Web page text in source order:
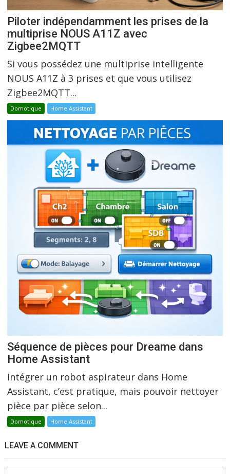
Piloter indépendamment les prises de la
multiprise NOUS A11Z avec
Zigbee2MQTT
Si vous possédez une multiprise intelligente
NOUS A11Z à 3 prises et que vous utilisez
Zigbee2MQTT...
Domotique Home Assistant
Séquence de pièces pour Dreame dans
Home Assistant
Intégrer un robot aspirateur dans Home
Assistant, c’est pratique, mais pouvoir nettoyer
pièce par pièce selon...
Domotique Home Assistant
LEAVE A COMMENT